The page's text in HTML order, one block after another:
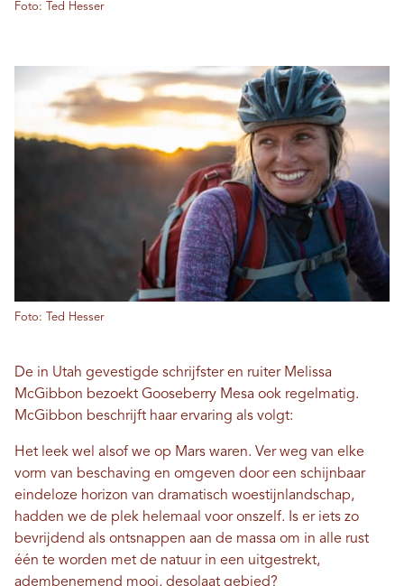
Foto: Ted Hesser
Foto: Ted Hesser
De in Utah gevestigde schrijfster en ruiter Melissa
McGibbon bezoekt Gooseberry Mesa ook regelmatig.
McGibbon beschrijft haar ervaring als volgt:
Het leek wel alsof we op Mars waren. Ver weg van elke
vorm van beschaving en omgeven door een schijnbaar
eindeloze horizon van dramatisch woestijnlandschap,
hadden we de plek helemaal voor onszelf. Is er iets zo
bevrijdend als ontsnappen aan de massa om in alle rust
één te worden met de natuur in een uitgestrekt,
adembenemend mooi, desolaat gebied?